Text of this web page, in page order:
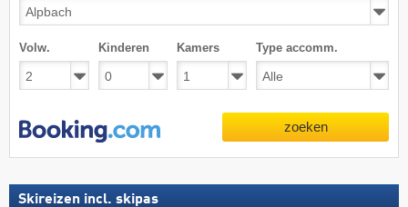
Volw. Kinderen Kamers Type accomm.
zoeken
Skireizen incl. skipas